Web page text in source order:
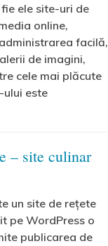
ele site-uri de
online,
facilă,
de imagini,
cele mai plăcute
este
– site culinar
un site de rețete
pe WordPress o
publicarea de